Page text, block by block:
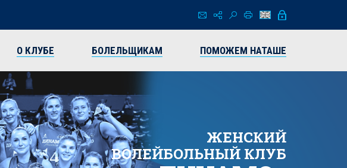
О КЛУБЕ БОЛЕЛЬЩИКАМ ПОМОЖЕМ НАТАШЕ
ЖЕНСКИЙ
ВОЛЕЙБОЛЬНЫЙ КЛУБ